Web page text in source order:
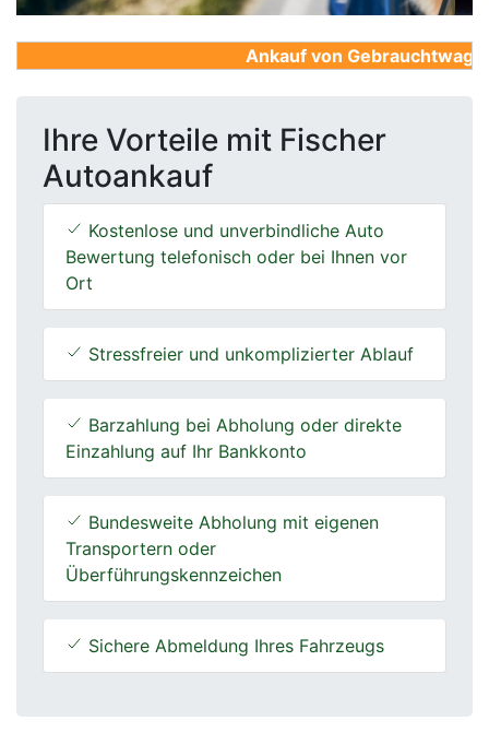
Ankauf von
Ihre Vorteile mit Fischer
Autoankauf
Kostenlose und unverbindliche Auto
Bewertung telefonisch oder bei Ihnen vor
Ort
Stressfreier und unkomplizierter Ablauf
Barzahlung bei Abholung oder direkte
Einzahlung auf Ihr Bankkonto
Bundesweite Abholung mit eigenen
Transportern oder
Überführungskennzeichen
Sichere Abmeldung Ihres Fahrzeugs